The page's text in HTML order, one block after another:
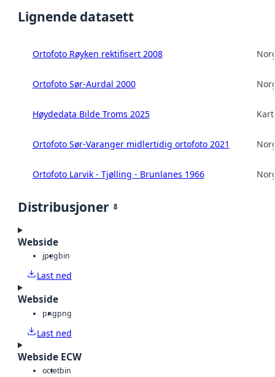
Lignende datasett
Ortofoto Røyken rektifisert 2008
Ortofoto Sør-Aurdal 2000
Høydedata Bilde Troms 2025
Ortofoto Sør-Varanger midlertidig ortofoto 2021
Ortofoto Larvik - Tjølling - Brunlanes 1966
Distribusjoner 8
Webside
jpegbin
Last ned
Webside
pngpng
Last ned
Webside ECW
octetbin